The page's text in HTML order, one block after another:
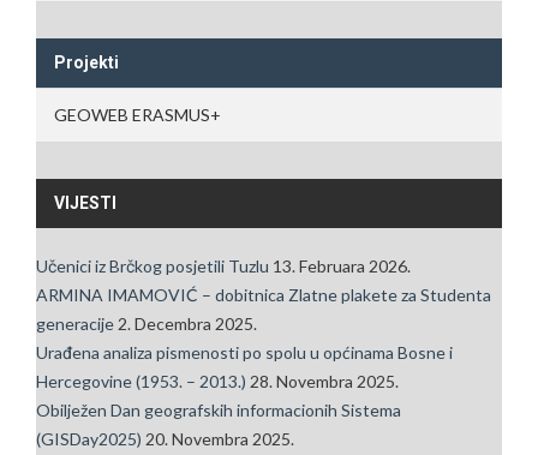
Projekti
GEOWEB ERASMUS+
VIJESTI
Učenici iz Brčkog posjetili Tuzlu 13. Februara 2026.
ARMINA IMAMOVIĆ – dobitnica Zlatne plakete za Studenta
generacije 2. Decembra 2025.
Urađena analiza pismenosti po spolu u općinama Bosne i
Hercegovine (1953. – 2013.) 28. Novembra 2025.
Obilježen Dan geografskih informacionih Sistema
(GISDay2025) 20. Novembra 2025.